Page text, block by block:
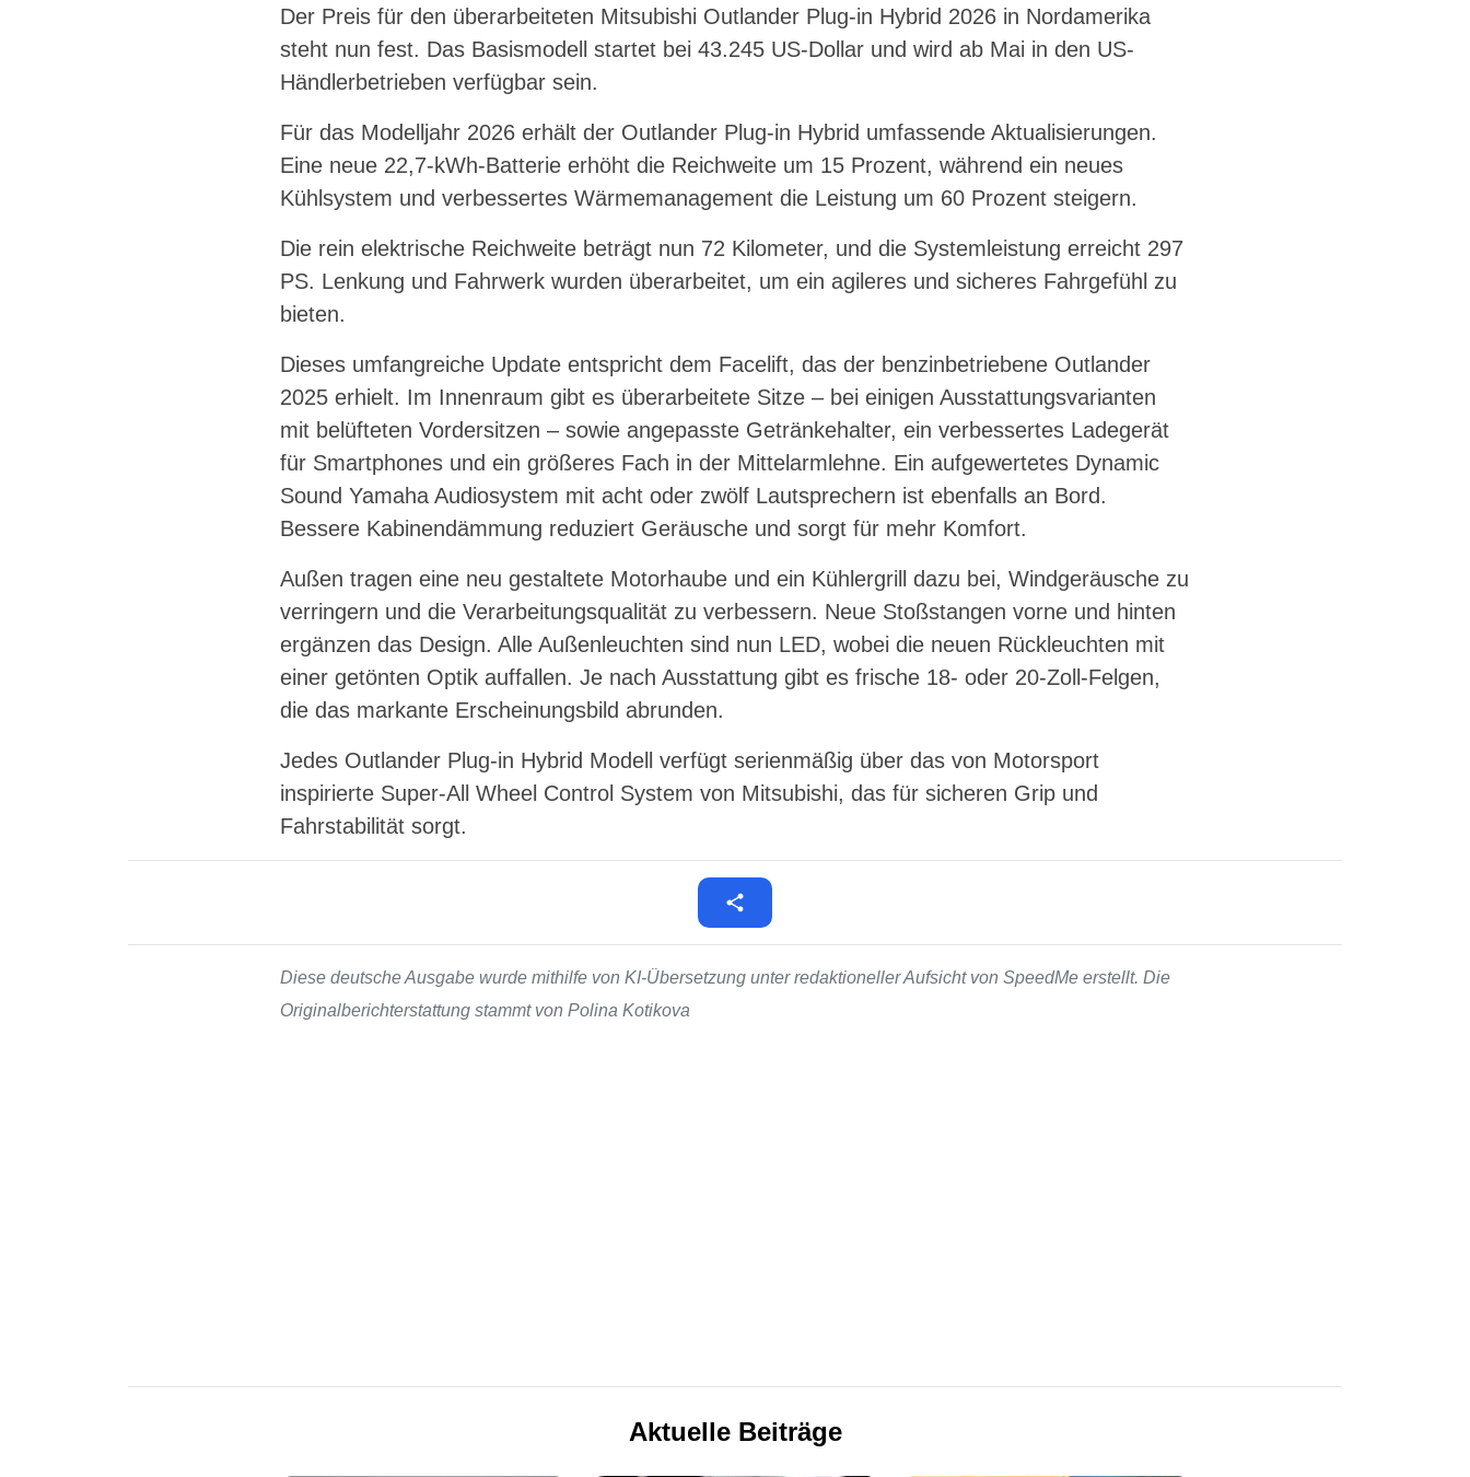
Der Preis für den überarbeiteten Mitsubishi Outlander Plug-in Hybrid 2026 in Nordamerika
steht nun fest. Das Basismodell startet bei 43.245 US-Dollar und wird ab Mai in den US-
Händlerbetrieben verfügbar sein.
Für das Modelljahr 2026 erhält der Outlander Plug-in Hybrid umfassende Aktualisierungen.
Eine neue 22,7-kWh-Batterie erhöht die Reichweite um 15 Prozent, während ein neues
Kühlsystem und verbessertes Wärmemanagement die Leistung um 60 Prozent steigern.
Die rein elektrische Reichweite beträgt nun 72 Kilometer, und die Systemleistung erreicht 297
PS. Lenkung und Fahrwerk wurden überarbeitet, um ein agileres und sicheres Fahrgefühl zu
bieten.
Dieses umfangreiche Update entspricht dem Facelift, das der benzinbetriebene Outlander
2025 erhielt. Im Innenraum gibt es überarbeitete Sitze – bei einigen Ausstattungsvarianten
mit belüfteten Vordersitzen – sowie angepasste Getränkehalter, ein verbessertes Ladegerät
für Smartphones und ein größeres Fach in der Mittelarmlehne. Ein aufgewertetes Dynamic
Sound Yamaha Audiosystem mit acht oder zwölf Lautsprechern ist ebenfalls an Bord.
Bessere Kabinendämmung reduziert Geräusche und sorgt für mehr Komfort.
Außen tragen eine neu gestaltete Motorhaube und ein Kühlergrill dazu bei, Windgeräusche zu
verringern und die Verarbeitungsqualität zu verbessern. Neue Stoßstangen vorne und hinten
ergänzen das Design. Alle Außenleuchten sind nun LED, wobei die neuen Rückleuchten mit
einer getönten Optik auffallen. Je nach Ausstattung gibt es frische 18- oder 20-Zoll-Felgen,
die das markante Erscheinungsbild abrunden.
Jedes Outlander Plug-in Hybrid Modell verfügt serienmäßig über das von Motorsport
inspirierte Super-All Wheel Control System von Mitsubishi, das für sicheren Grip und
Fahrstabilität sorgt.
Diese deutsche Ausgabe wurde mithilfe von KI-Übersetzung unter redaktioneller Aufsicht von SpeedMe erstellt. Die
Originalberichterstattung stammt von Polina Kotikova
Aktuelle Beiträge